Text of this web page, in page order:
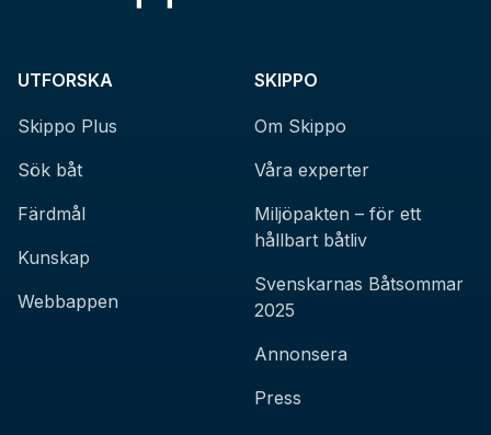
UTFORSKA
Skippo Plus
Sök båt
Färdmål
Kunskap
Webbappen
SKIPPO
Om Skippo
Våra experter
Miljöpakten – för ett
hållbart båtliv
Svenskarnas Båtsommar
2025
Annonsera
Press